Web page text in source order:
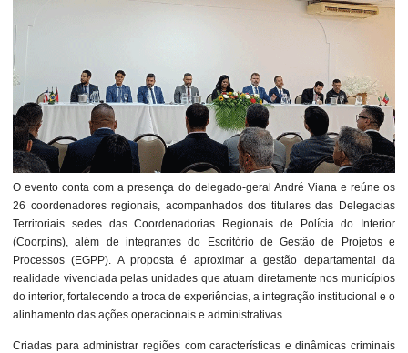
O evento conta com a presença do delegado-geral André Viana e reúne os
26 coordenadores regionais, acompanhados dos titulares das Delegacias
Territoriais sedes das Coordenadorias Regionais de Polícia do Interior
(Coorpins), além de integrantes do Escritório de Gestão de Projetos e
Processos (EGPP). A proposta é aproximar a gestão departamental da
realidade vivenciada pelas unidades que atuam diretamente nos municípios
do interior, fortalecendo a troca de experiências, a integração institucional e o
alinhamento das ações operacionais e administrativas.
Criadas para administrar regiões com características e dinâmicas criminais